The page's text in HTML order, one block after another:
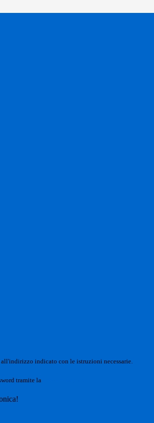
indicato con le istruzioni necessarie.
tramite la